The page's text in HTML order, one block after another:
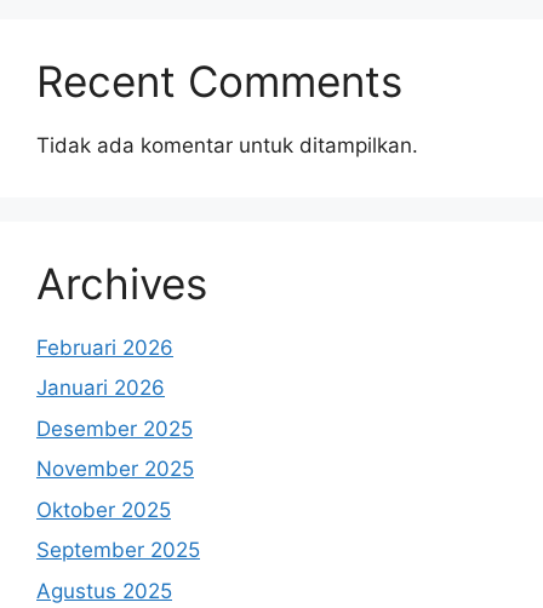
Recent Comments
Tidak ada komentar untuk ditampilkan.
Archives
Februari 2026
Januari 2026
Desember 2025
November 2025
Oktober 2025
September 2025
Agustus 2025